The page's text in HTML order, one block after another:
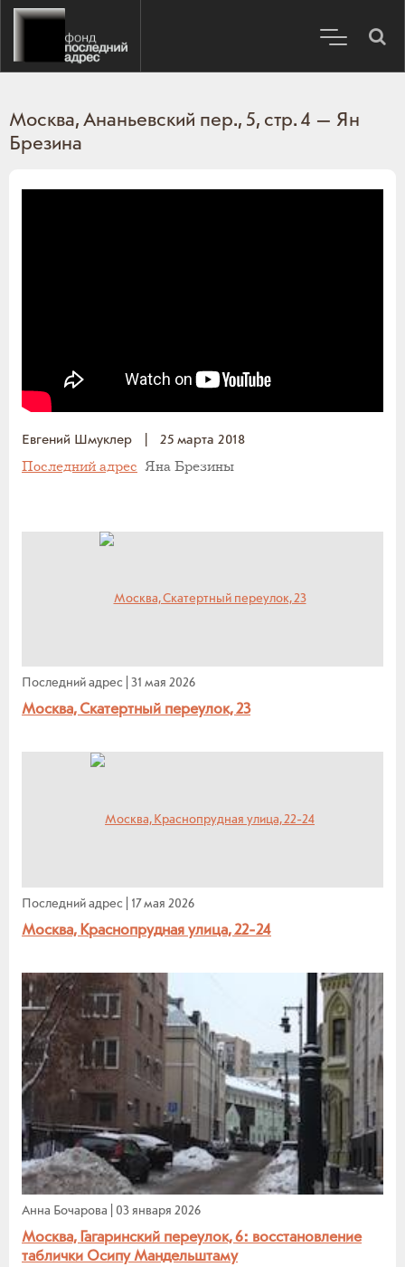
Москва, Ананьевский пер., 5, стр. 4 — Ян
Брезина
Евгений Шмуклер
25 марта 2018
Последний адрес Яна Брезины
Последний адрес 31 мая 2026
Москва, Скатертный переулок, 23
Последний адрес 17 мая 2026
Москва, Краснопрудная улица, 22-24
Анна Бочарова 03 января 2026
Москва, Гагаринский переулок, 6: восстановление
таблички Осипу Мандельштаму